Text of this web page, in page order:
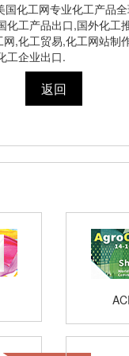
国化工网专业化工产品
化工产品出口,国外化工
,化工贸易,化工网站制
工企业出口.
返回